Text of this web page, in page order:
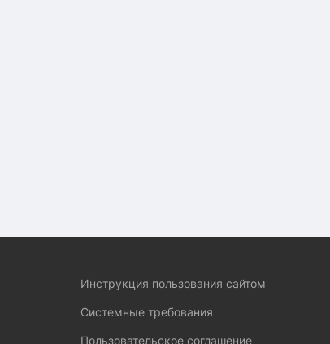
Инструкция пользования сайтом
Системные требования
Пользовательское соглашение